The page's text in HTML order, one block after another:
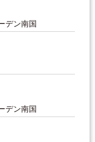
デン南国
デン南国